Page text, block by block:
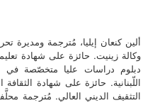
ألين كنعان إيليا، مُترجمة ومديرة
وكالة زينيت. حائزة على شهادة
دبلوم دراسات عليا متخصّصة في
اللّبنانية. حائزة على شهادة الثقافة
التثقيف الديني العالي. مُترجمة